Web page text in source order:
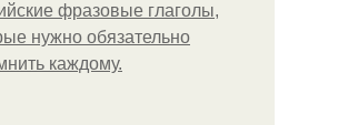
фразовые глаголы,
нужно обязательно
каждому.